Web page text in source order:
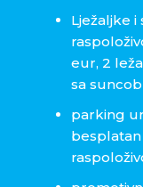
Lježaljke
eur, 2
sa
parking